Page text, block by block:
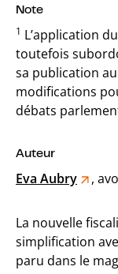
Note
1 L’application
toutefois
sa publication
modifications
débats
Auteur
Eva Aubry ,
La nouvelle
simplification
paru dans le